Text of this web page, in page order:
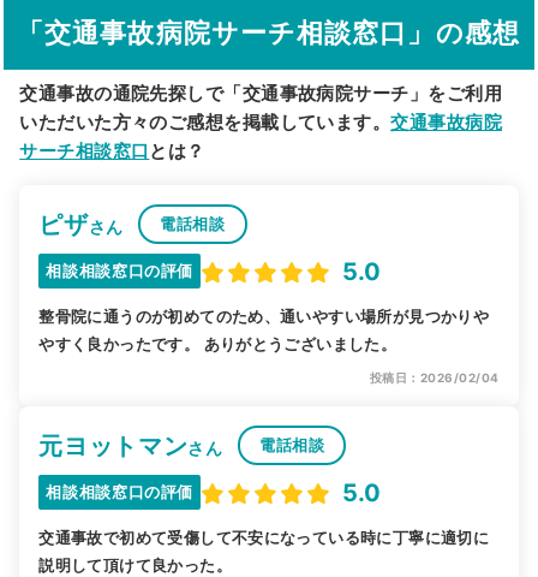
駅から探す 院名から探す
「交通事故病院サーチ相談窓口」の感想
交通事故の通院先探しで「交通事故病院サーチ」をご利用
いただいた方々のご感想を掲載しています。交通事故病院
サーチ相談窓口 とは？
ピザさん 電話相談
相談相談窓口の評価 5.0
整骨院に通うのが初めてのため、通いやすい場所が見つかりや
やすく良かったです。 ありがとうございました。
投稿日：2026/02/04
元ヨットマンさん 電話相談
相談相談窓口の評価 5.0
交通事故で初めて受傷して不安になっている時に丁寧に適切に
説明して頂けて良かった。